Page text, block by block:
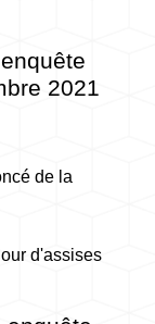
2021
de la
d'assises